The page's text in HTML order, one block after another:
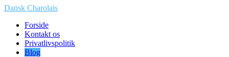
Dansk Charolais
Forside
Kontakt os
Privatlivspolitik
Blog